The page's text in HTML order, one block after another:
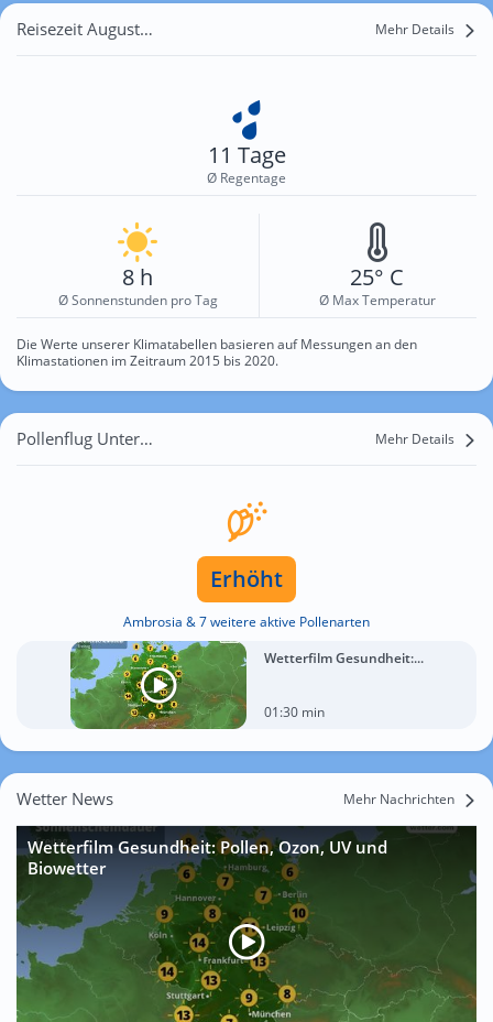
Reisezeit August für Unterrohrendorf Mehr Details
11 Tage
Ø Regentage
8 h
Ø Sonnenstunden pro Tag
25° C
Ø Max Temperatur
Die Werte unserer Klimatabellen basieren auf Messungen an den
Klimastationen im Zeitraum 2015 bis 2020.
Pollenflug Unterrohrendorf Mehr Details
Erhöht
Ambrosia & 7 weitere aktive Pollenarten
Wetterfilm Gesundheit:...
01:30 min
Wetter News Mehr Nachrichten
Wetterfilm Gesundheit: Pollen, Ozon, UV und
Biowetter